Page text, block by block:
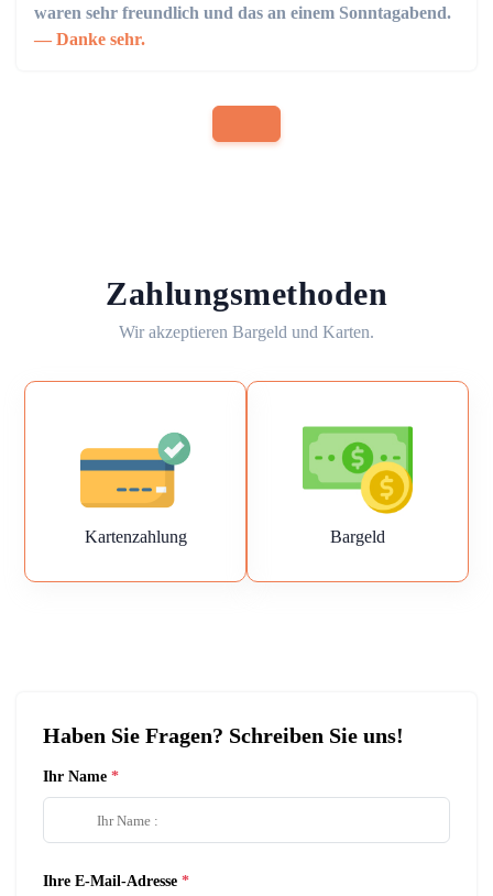
waren sehr freundlich und das an einem Sonntagabend.
Danke sehr.
Zahlungsmethoden
Wir akzeptieren Bargeld und Karten.
Kartenzahlung Bargeld
Haben Sie Fragen? Schreiben Sie uns!
Ihr Name
Ihre E-Mail-Adresse